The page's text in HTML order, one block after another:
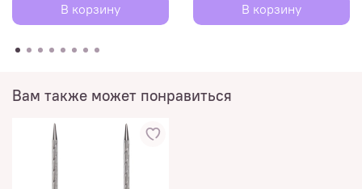
В корзину В корзину
Вам также может понравиться